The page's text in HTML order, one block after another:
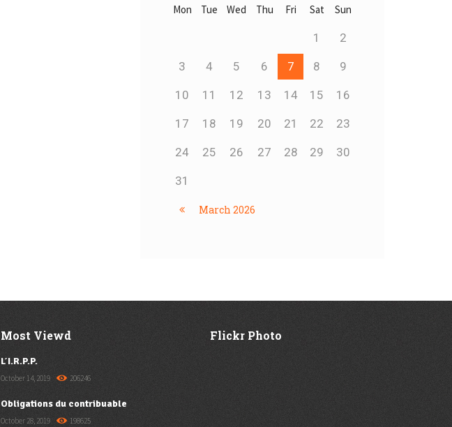
Mon Tue Wed Thu Fri Sat Sun
1 2
3 4 5 6 7 8 9
10 11 12 13 14 15 16
17 18 19 20 21 22 23
24 25 26 27 28 29 30
31
March 2026
Most Viewd
L’I.R.P.P.
October 14, 2019 206246
Obligations du contribuable
October 28, 2019 198625
Flickr Photo